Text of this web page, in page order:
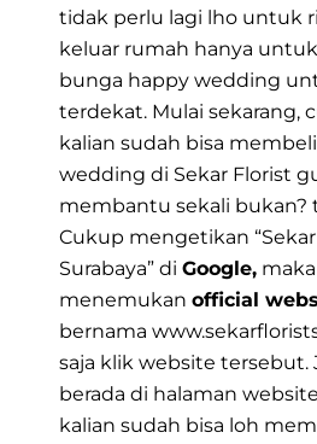
tidak perlu lagi lho untuk
keluar rumah hanya
bunga happy wedding
terdekat. Mulai sekarang,
kalian sudah bisa
wedding di Sekar Florist
membantu sekali bukan?
Cukup mengetikan
Surabaya” di Google,
menemukan official
bernama
saja klik website tersebut.
berada di halaman
kalian sudah bisa loh